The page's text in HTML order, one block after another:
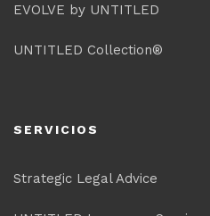
EVOLVE by UNTITLED
UNTITLED Collection®
SERVICIOS
Strategic Legal Advice